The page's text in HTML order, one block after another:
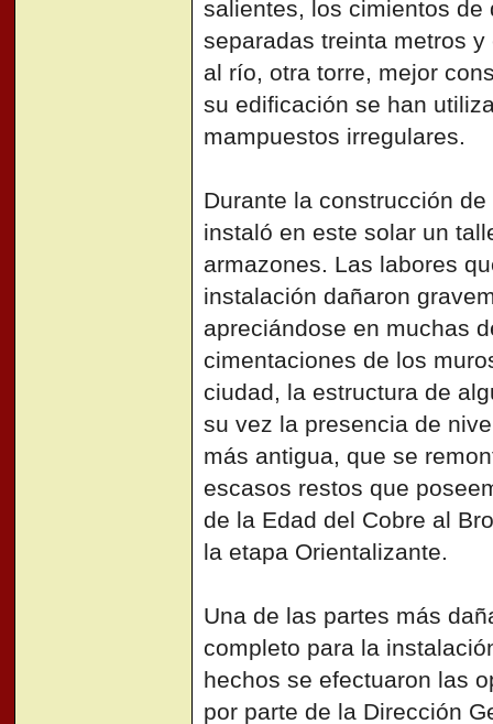
salientes, los cimientos de
separadas treinta metros
al río, otra torre, mejor
su edificación se han
mampuestos irregulares.
Durante la construcción
instaló en este solar un
armazones. Las labores
instalación dañaron
apreciándose en muchas
cimentaciones de los
ciudad, la estructura de
su vez la presencia de
más antigua, que se
escasos restos que
de la Edad del Cobre al
la etapa Orientalizante.
Una de las partes más
completo para la
hechos se efectuaron las
por parte de la Dirección